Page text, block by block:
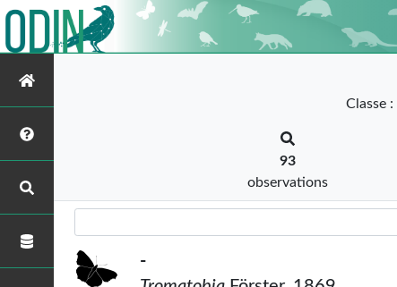
Classe :
93
observations
-